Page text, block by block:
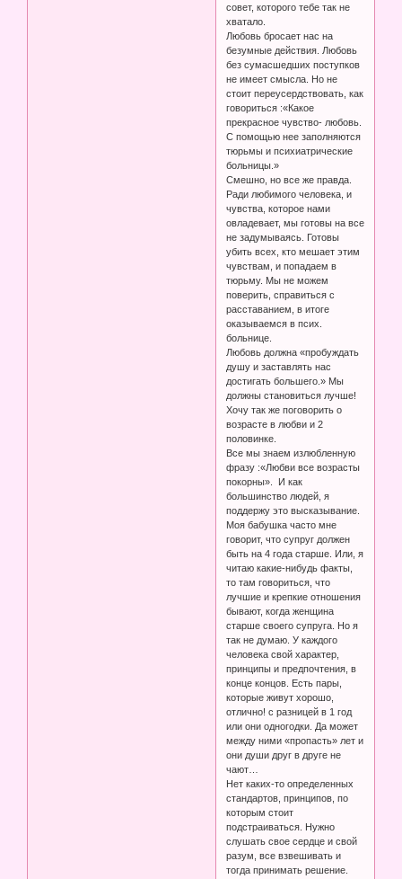
совет, которого тебе так не
хватало.
Любовь бросает нас на
безумные действия. Любовь
без сумасшедших поступков
не имеет смысла. Но не
стоит переусердствовать, как
говориться :«Какое
прекрасное чувство- любовь.
С помощью нее заполняются
тюрьмы и психиатрические
больницы.»
Смешно, но все же правда.
Ради любимого человека, и
чувства, которое нами
овладевает, мы готовы на все
не задумываясь. Готовы
убить всех, кто мешает этим
чувствам, и попадаем в
тюрьму. Мы не можем
поверить, справиться с
расставанием, в итоге
оказываемся в псих.
больнице.
Любовь должна «пробуждать
душу и заставлять нас
достигать большего.» Мы
должны становиться лучше!
Хочу так же поговорить о
возрасте в любви и 2
половинке.
Все мы знаем излюбленную
фразу :«Любви все возрасты
покорны». И как
большинство людей, я
поддержу это высказывание.
Моя бабушка часто мне
говорит, что супруг должен
быть на 4 года старше. Или, я
читаю какие-нибудь факты,
то там говориться, что
лучшие и крепкие отношения
бывают, когда женщина
старше своего супруга. Но я
так не думаю. У каждого
человека свой характер,
принципы и предпочтения, в
конце концов. Есть пары,
которые живут хорошо,
отлично! с разницей в 1 год
или они одногодки. Да может
между ними «пропасть» лет и
они души друг в друге не
чают…
Нет каких-то определенных
стандартов, принципов, по
которым стоит
подстраиваться. Нужно
слушать свое сердце и свой
разум, все взвешивать и
тогда принимать решение.